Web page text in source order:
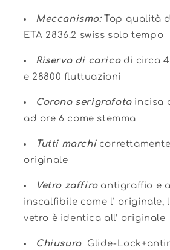
Meccanismo:Top qualità
ETA 2836.2 swiss solo tempo
Riserva di caricadi circa
e 28800 fluttuazioni
Corona serigrafataincisa
ad ore 6 come stemma
Tutti marchi
originale
Vetro zaffiro antigraffio e
inscalfibile come l’
vetro è identica all’ originale
Chiusura Glide-